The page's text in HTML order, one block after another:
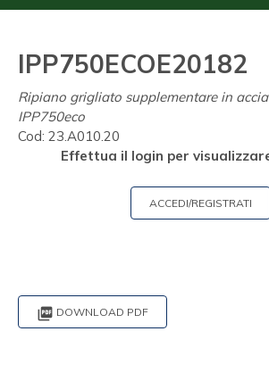
IPP750ECOE20182
Ripiano grigliato supplementare in
IPP750eco
Cod: 23.A010.20
Effettua il login per
ACCEDI/REGISTRATI
 DOWNLOAD PDF